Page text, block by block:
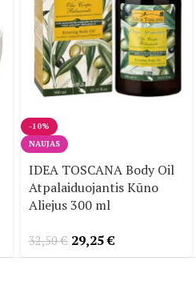
-10%
NAUJAS
IDEA TOSCANA Body Oil
Atpalaiduojantis Kūno
Aliejus 300 ml
32,50€ 29,25€